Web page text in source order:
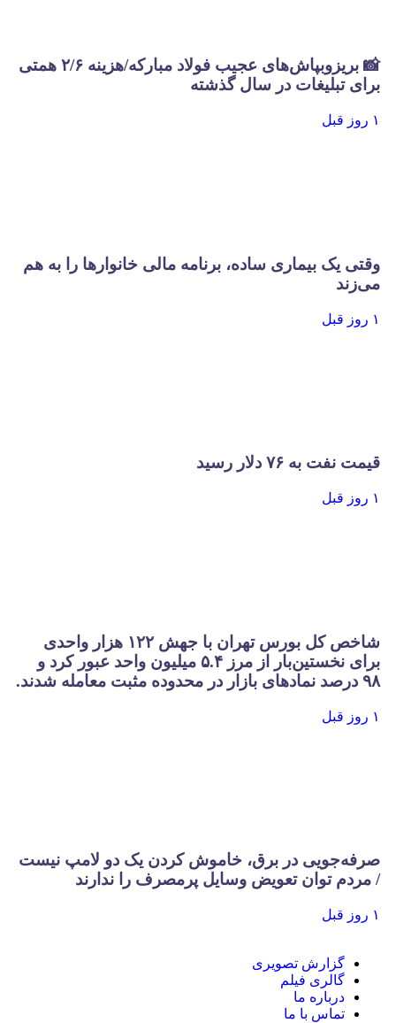
📸 بریزوبپاش‌های عجیب فولاد مبارکه/هزینه ۲/۶ همتی
برای تبلیغات در سال گذشته
۱ روز قبل
وقتی یک بیماری ساده، برنامه مالی خانوارها را به هم
می‌زند
۱ روز قبل
قیمت نفت به ۷۶ دلار رسید
۱ روز قبل
شاخص کل بورس تهران با جهش ۱۲۲ هزار واحدی
برای نخستین‌بار از مرز ۵.۴ میلیون واحد عبور کرد و
۹۸ درصد نمادهای بازار در محدوده مثبت معامله شدند.
۱ روز قبل
صرفه‌جویی در برق، خاموش کردن یک دو لامپ نیست
/ مردم توان تعویض وسایل پرمصرف را ندارند
۱ روز قبل
گزارش تصویری
گالری فیلم
درباره ما
تماس با ما